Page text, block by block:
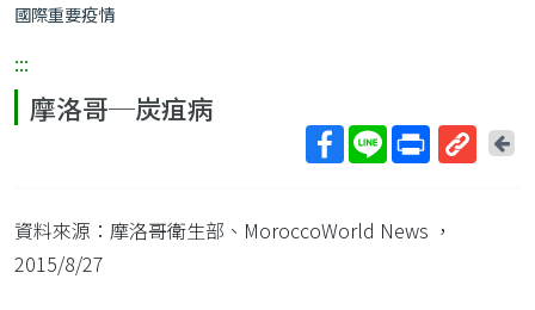
國際重要疫情
:::
摩洛哥─炭疽病
短
回
資料來源：摩洛哥衛生部、MoroccoWorld News ，
2015/8/27